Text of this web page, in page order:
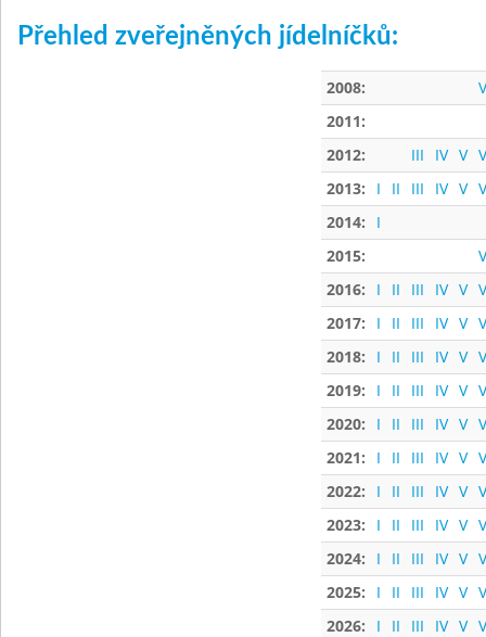
Přehled zveřejněných jídelníčků:
2008:
2011:
2012:
III IV V
2013:
I II III IV V
2014:
I
2015:
2016:
I II III IV V
2017:
I II III IV V
2018:
I II III IV V
2019:
I II III IV V
2020:
I II III IV V
2021:
I II III IV V
2022:
I II III IV V
2023:
I II III IV V
2024:
I II III IV V
2025:
I II III IV V
2026:
I II III IV V